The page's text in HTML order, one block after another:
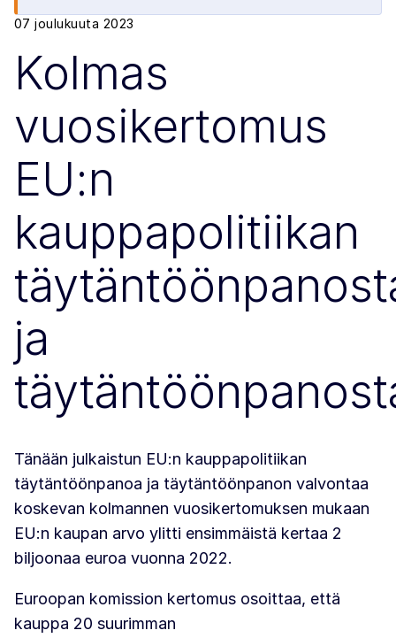
07 joulukuuta 2023
Kolmas
vuosikertomus
EU:n
kauppapolitiikan
ja
Tänään julkaistun EU:n kauppapolitiikan
täytäntöönpanoa ja täytäntöönpanon valvontaa
koskevan kolmannen vuosikertomuksen mukaan
EU:n kaupan arvo ylitti ensimmäistä kertaa 2
biljoonaa euroa vuonna 2022.
Euroopan komission kertomus osoittaa, että
kauppa 20 suurimman